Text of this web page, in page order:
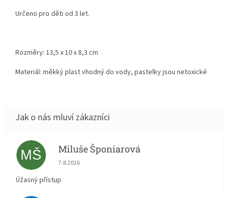
Určeno pro děti od 3 let.
Rozměry: 13,5 x 10 x 8,3 cm
Materiál: měkký plast vhodný do vody, pastelky jsou netoxické
MŠ Miluše Šponiarová
Hodnocení obchodu je 5 z 5 hvězdiček.
7.8.2026
Úžasný přístup